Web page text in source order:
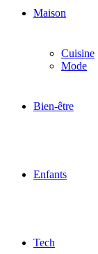
Maison
Cuisine
Mode
Bien-être
Enfants
Tech